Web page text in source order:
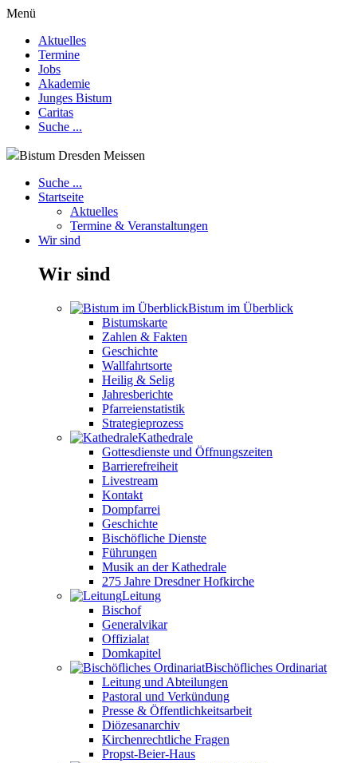
Menü
Aktuelles
Termine
Jobs
Akademie
Junges Bistum
Caritas
Suche ...
Bistum Dresden Meissen
Suche ...
Startseite
Aktuelles
Termine & Veranstaltungen
Wir sind
Wir sind
Bistum im Überblick
Bistumskarte
Zahlen & Fakten
Geschichte
Wallfahrtsorte
Heilig & Selig
Jahresberichte
Pfarreienstatistik
Strategieprozess
Kathedrale
Gottesdienste und Öffnungszeiten
Barrierefreiheit
Livestream
Kontakt
Dompfarrei
Geschichte
Bischöfliche Dienste
Führungen
Musik an der Kathedrale
275 Jahre Dresdner Hofkirche
Leitung
Bischof
Generalvikar
Offizialat
Domkapitel
Bischöfliches Ordinariat
Leitung und Abteilungen
Pastoral und Verkündung
Presse & Öffentlichkeitsarbeit
Diözesanarchiv
Kirchenrechtliche Fragen
Propst-Beier-Haus